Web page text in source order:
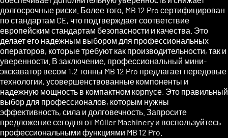
долгосрочные риски. Более того, MB 12 Pro сертифицирован
по стандартам CE, что подтверждает соответствие
европейским стандартам безопасности и качества. Это
делает его надежным выбором для профессиональных
операторов, которые требуют как производительности, так и
уверенности. В заключение, профессиональный мини-
экскаватор весом 1,2 тонны MB 12 Pro предлагает передовые
технологии, усовершенствованные компоненты и
надежную мощность в компактном корпусе. Это правильный
выбор для профессионалов, которым нужны
эффективность, сила и долговечность. Запросите
предложение сегодня от Müller Machinery и воспользуйтесь
профессиональными функциями MB 12 Pro.